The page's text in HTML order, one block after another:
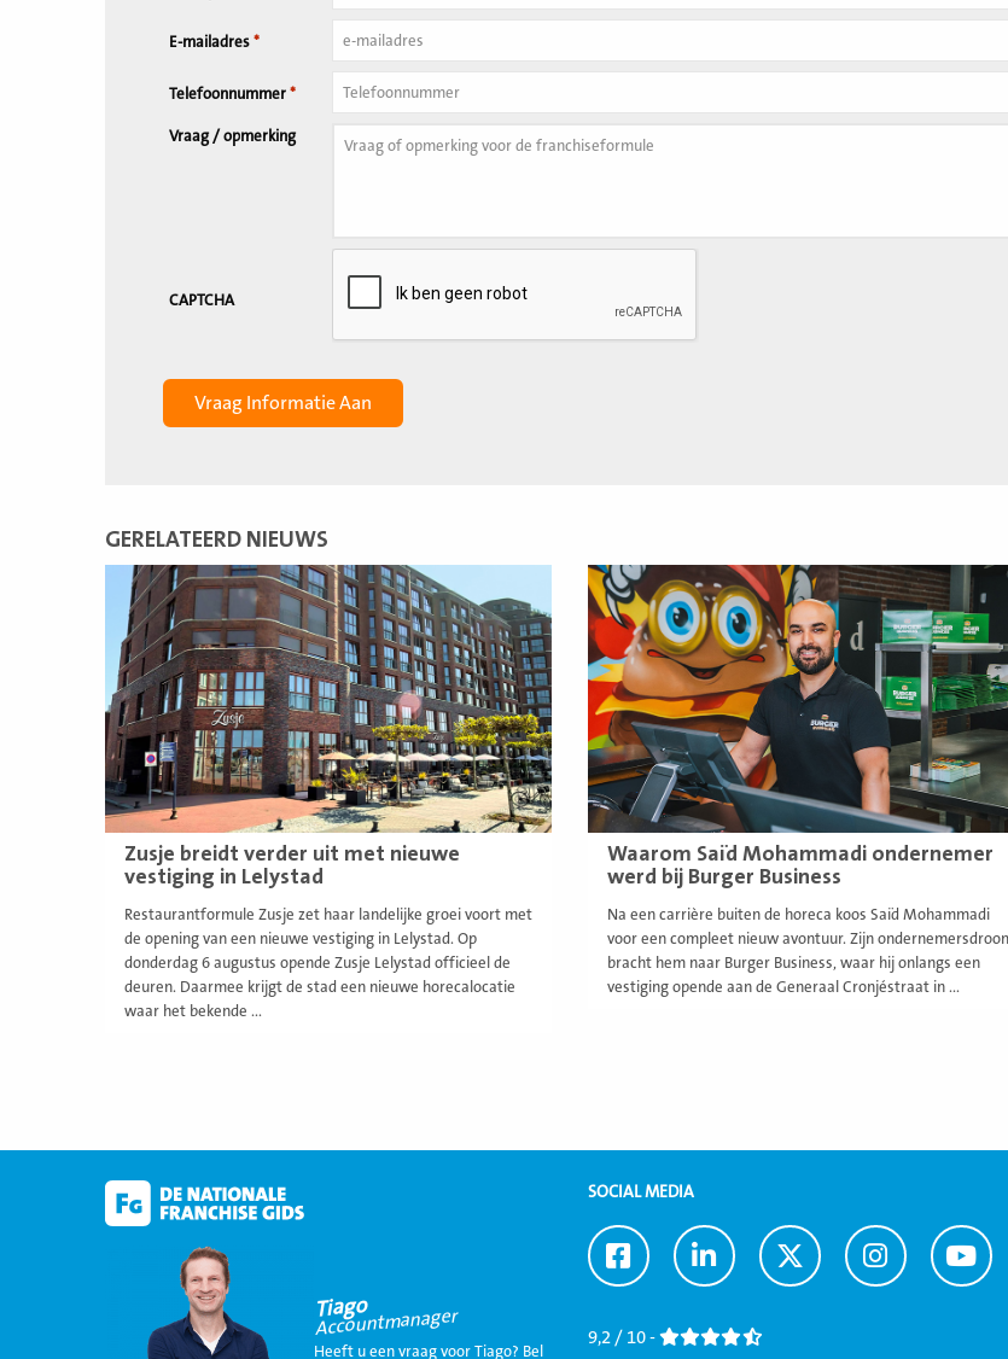
E-mailadres *
Telefoonnummer *
Vraag / opmerking
CAPTCHA
GERELATEERD NIEUWS
Zusje breidt verder uit met nieuwe
vestiging in Lelystad
Restaurantformule Zusje zet haar landelijke groei voort met
de opening van een nieuwe vestiging in Lelystad. Op
donderdag 6 augustus opende Zusje Lelystad officieel de
deuren. Daarmee krijgt de stad een nieuwe horecalocatie
waar het bekende ...
Lees
meer
Waarom Saïd Mohammadi ondernemer
werd bij Burger Business
Na een carrière buiten de horeca koos Saïd Mohammadi
voor een compleet nieuw avontuur. Zijn
bracht hem naar Burger Business, waar hij onlangs een
vestiging opende aan de Generaal Cronjéstraat in ...
Lees
meer
Tiago
Accountmanager
Heeft u een vraag voor Tiago? Bel
SOCIAL MEDIA
Ga
naar
Ga
naar
Ga
naar
Ga
naar
Ga
naar
9,2 / 10 -